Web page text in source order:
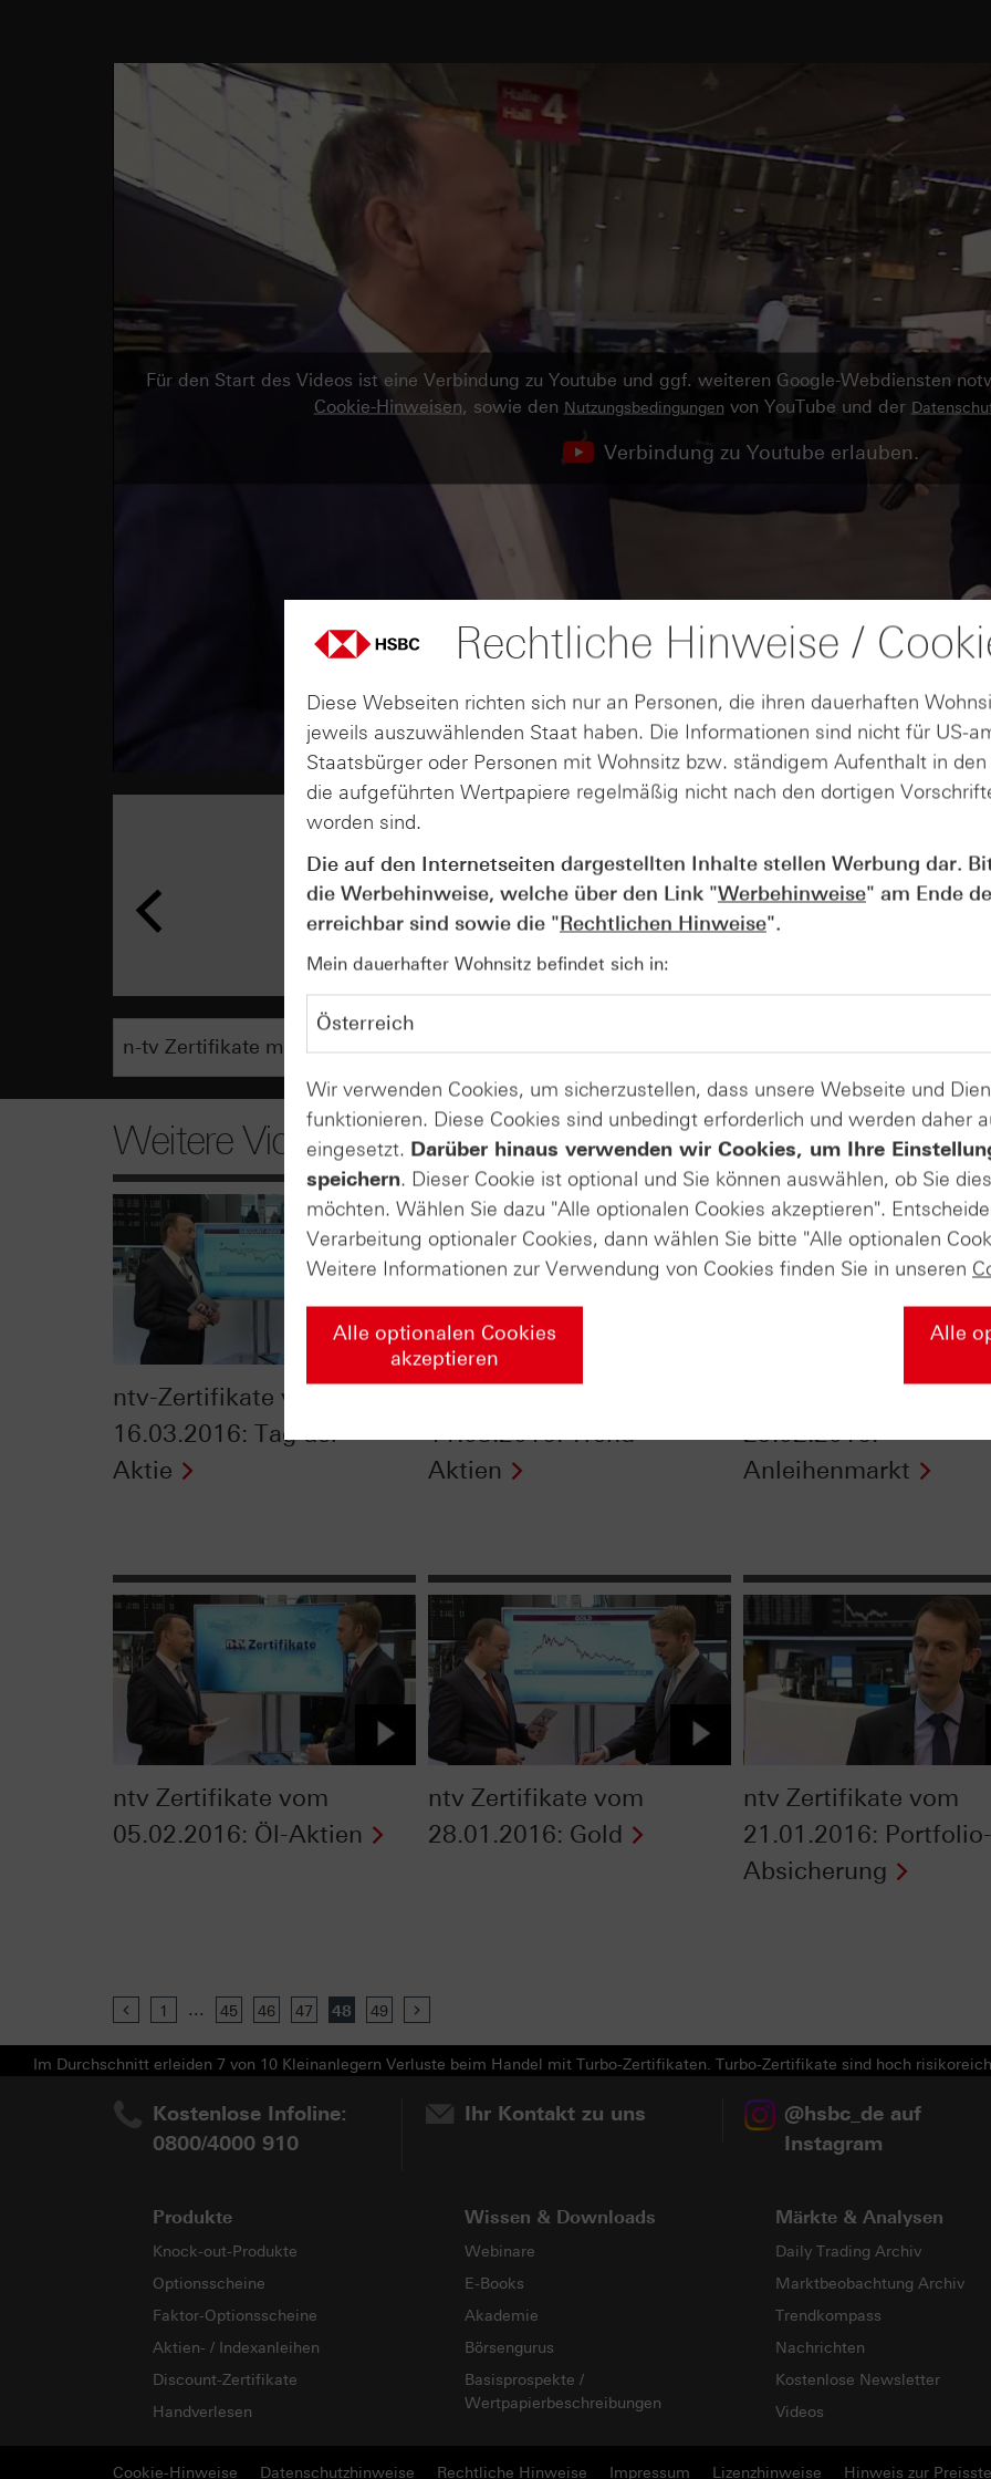
Für den Start des Videos ist eine Verbindung zu Youtube und ggf. weiteren Google-Webdiensten
Cookie-Hinweisen, sowie den Nutzungsbedingungen von YouTube und der
Verbindung zu Youtube erlauben.
AUGUST
04
Der Blick ins Kleingedruckte:
Kündigungen bei Derivaten -
vom 04.08.2026
Weitere Videos
ntv-Zertifikate vom
16.03.2016: Tag der
Aktie
11.03.2016: Trend-
Aktien
29.02.2016:
Anleihenmarkt
ntv Zertifikate vom
05.02.2016: Öl-Aktien
ntv Zertifikate vom
28.01.2016: Gold
ntv Zertifikate vom
21.01.2016: Portfolio-
Absicherung
Previous
1 ... 45 46 47 48 49
Im Durchschnitt erleiden 7 von 10 Kleinanlegern Verluste beim Handel mit Turbo-Zertifikaten. Turbo-Zertifikate sind hoch
Kostenlose Infoline:
0800/4000 910
Ihr Kontakt zu uns
@hsbc_de auf
Instagram
Produkte
Knock-out-Produkte
Optionsscheine
Faktor-Optionsscheine
Aktien- / Indexanleihen
Discount-Zertifikate
Handverlesen
Wissen & Downloads
Webinare
E-Books
Akademie
Börsengurus
Basisprospekte /
Wertpapierbeschreibungen
Märkte & Analysen
Daily Trading Archiv
Marktbeobachtung Archiv
Trendkompass
Nachrichten
Kostenlose Newsletter
Videos
Cookie-Hinweise Datenschutzhinweise Rechtliche Hinweise Impressum Lizenzhinweise Hinweis zur
Rechtliche Hinweise /
Diese Webseiten richten sich nur an Personen, die ihren dauerhaften
jeweils auszuwählenden Staat haben. Die Informationen sind nicht für US-
Staatsbürger oder Personen mit Wohnsitz bzw. ständigem Aufenthalt in
die aufgeführten Wertpapiere regelmäßig nicht nach den dortigen
worden sind.
Die auf den Internetseiten dargestellten Inhalte stellen Werbung dar.
die Werbehinweise, welche über den Link "Werbehinweise" am Ende
erreichbar sind sowie die "Rechtlichen Hinweise".
Mein dauerhafter Wohnsitz befindet sich in:
Wir verwenden Cookies, um sicherzustellen, dass unsere Webseite und
funktionieren. Diese Cookies sind unbedingt erforderlich und werden daher
eingesetzt. Darüber hinaus verwenden wir Cookies, um Ihre
speichern. Dieser Cookie ist optional und Sie können auswählen, ob Sie
möchten. Wählen Sie dazu "Alle optionalen Cookies akzeptieren".
Verarbeitung optionaler Cookies, dann wählen Sie bitte "Alle optionalen
Weitere Informationen zur Verwendung von Cookies finden Sie in unseren
Alle optionalen Cookies
akzeptieren
Alle